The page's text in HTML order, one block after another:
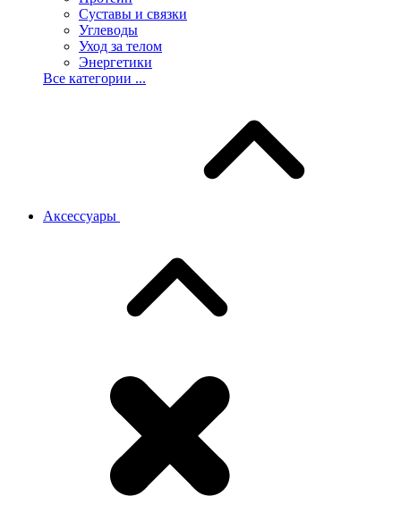
Суставы и связки
Углеводы
Уход за телом
Энергетики
Все категории ...
Аксессуары